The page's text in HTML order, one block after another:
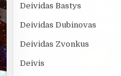
Deividas Bastys
Deividas Dubinovas
Deividas Zvonkus
Deivis